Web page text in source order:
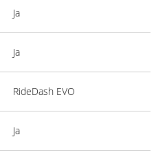
Ja
Ja
RideDash EVO
Ja